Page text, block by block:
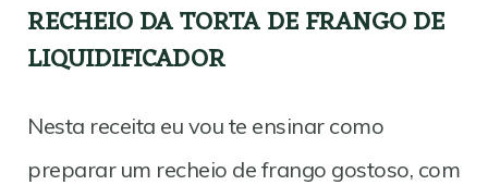
RECHEIO DA TORTA DE FRANGO DE
LIQUIDIFICADOR
Nesta receita eu vou te ensinar como
preparar um recheio de frango gostoso, com